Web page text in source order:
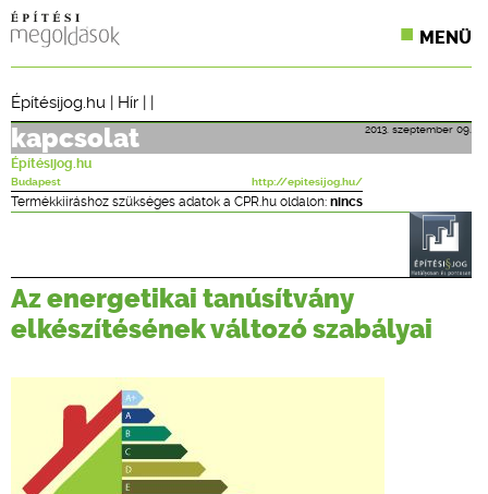
MENÜ
CPR TERMÉKKIÍRÁS
ONLINE KÉPZÉSEK
TERVEZÉSI SEGÉDLETEK
Építésijog.hu | Hír | |
2013. szeptember 09.
kapcsolat
Építésijog.hu
Budapest http://epitesijog.hu/
Termékkiíráshoz szükséges adatok a CPR.hu oldalon: nincs
Az energetikai tanúsítvány
elkészítésének változó szabályai